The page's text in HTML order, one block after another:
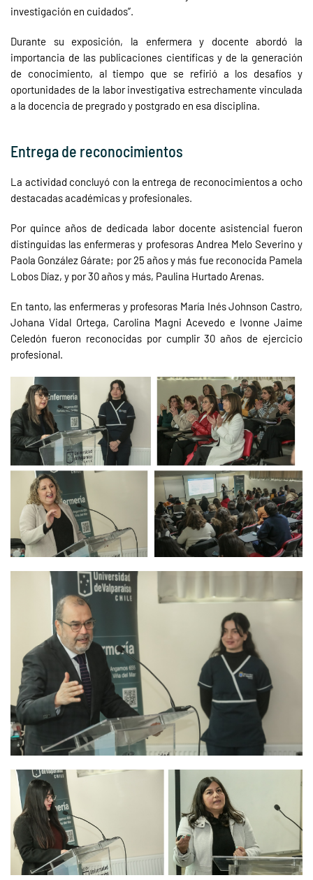
investigación en cuidados”.
Durante su exposición, la enfermera y docente abordó la
importancia de las publicaciones científicas y de la generación
de conocimiento, al tiempo que se refirió a los desafíos y
oportunidades de la labor investigativa estrechamente vinculada
a la docencia de pregrado y postgrado en esa disciplina.
Entrega de reconocimientos
La actividad concluyó con la entrega de reconocimientos a ocho
destacadas académicas y profesionales.
Por quince años de dedicada labor docente asistencial fueron
distinguidas las enfermeras y profesoras Andrea Melo Severino y
Paola González Gárate; por 25 años y más fue reconocida Pamela
Lobos Díaz, y por 30 años y más, Paulina Hurtado Arenas.
En tanto, las enfermeras y profesoras María Inés Johnson Castro,
Johana Vidal Ortega, Carolina Magni Acevedo e Ivonne Jaime
Celedón fueron reconocidas por cumplir 30 años de ejercicio
profesional.